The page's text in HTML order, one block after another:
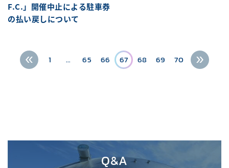
F.C.」開催中止による駐車券
の払い戻しについて
1 … 65 66 67 68 69 70
Q&A